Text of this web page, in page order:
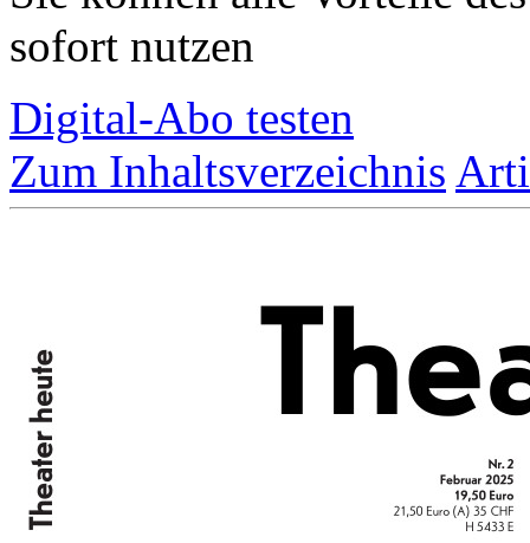
sofort nutzen
Digital-Abo testen
Zum Inhaltsverzeichnis